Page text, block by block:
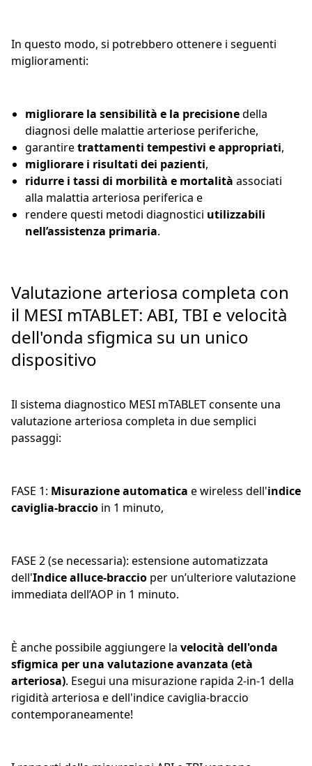
In questo modo, si potrebbero ottenere i seguenti
miglioramenti:
migliorare la sensibilità e la precisionedella
diagnosi delle malattie arteriose periferiche,
garantiretrattamenti tempestivi e appropriati,
migliorare i risultati dei pazienti,
ridurre i tassi di morbilità e mortalità associati
alla malattia arteriosa periferica e
rendere questi metodi diagnostici utilizzabili
nell’assistenza primaria.
Valutazione arteriosa completa con
il MESI mTABLET: ABI, TBI e velocità
dell'onda sfigmica su un unico
dispositivo
Il sistema diagnostico MESI mTABLET consente una
valutazione arteriosa completa in due semplici
passaggi:
FASE 1: Misurazione automatica e wireless dell'indice
caviglia-braccio in 1 minuto,
FASE 2 (se necessaria): estensione automatizzata
dell'Indice alluce-braccio per un’ulteriore valutazione
immediata dell’AOP in 1 minuto.
È anche possibile aggiungere la velocità dell'onda
sfigmica per una valutazione avanzata (età
arteriosa). Esegui una misurazione rapida 2-in-1 della
rigidità arteriosa e dell'indice caviglia-braccio
contemporaneamente!